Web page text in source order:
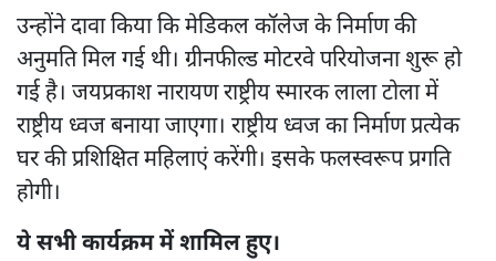
उन्होंने दावा किया कि मेडिकल कॉलेज के निर्माण की
अनुमति मिल गई थी। ग्रीनफील्ड मोटरवे परियोजना शुरू हो
गई है। जयप्रकाश नारायण राष्ट्रीय स्मारक लाला टोला में
राष्ट्रीय ध्वज बनाया जाएगा। राष्ट्रीय ध्वज का निर्माण प्रत्येक
घर की प्रशिक्षित महिलाएं करेंगी। इसके फलस्वरूप प्रगति
होगी।
ये सभी कार्यक्रम में शामिल हुए।